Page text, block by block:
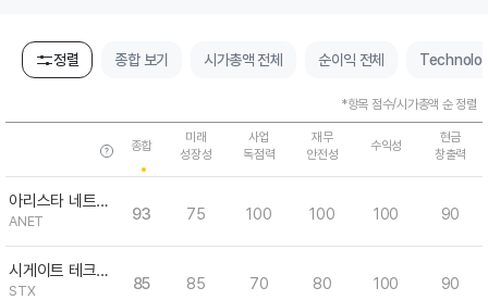
정렬 종합 보기 시가총액 전체 순이익 전체
*항목 점수/시가총액 순 정렬
종합
미래
성장성
사업
독점력
재무
안전성
수익성
현금
창출력
아리스타 네트웍스
ANET 93 75 100 100 100 90
시게이트 테크놀러지 홀딩스
STX 85 85 70 80 100 90